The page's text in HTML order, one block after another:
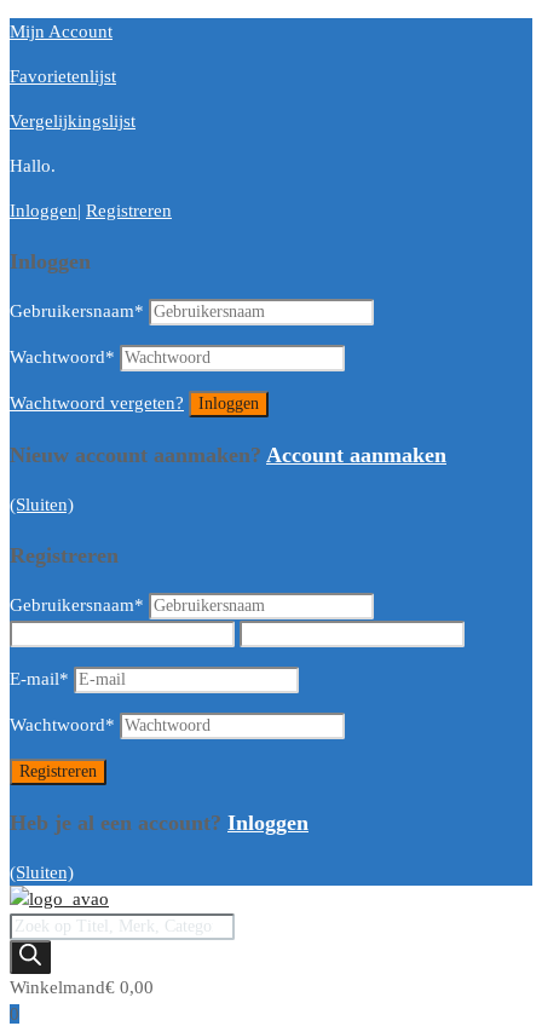
Mijn Account
Favorietenlijst
Vergelijkingslijst
Hallo.
Inloggen| Registreren
Inloggen
Gebruikersnaam*
Wachtwoord*
Wachtwoord vergeten?
Nieuw account aanmaken? Account aanmaken
(Sluiten)
Registreren
Gebruikersnaam*
E-mail*
Wachtwoord*
Heb je al een account? Inloggen
(Sluiten)
Winkelmand€ 0,00
0